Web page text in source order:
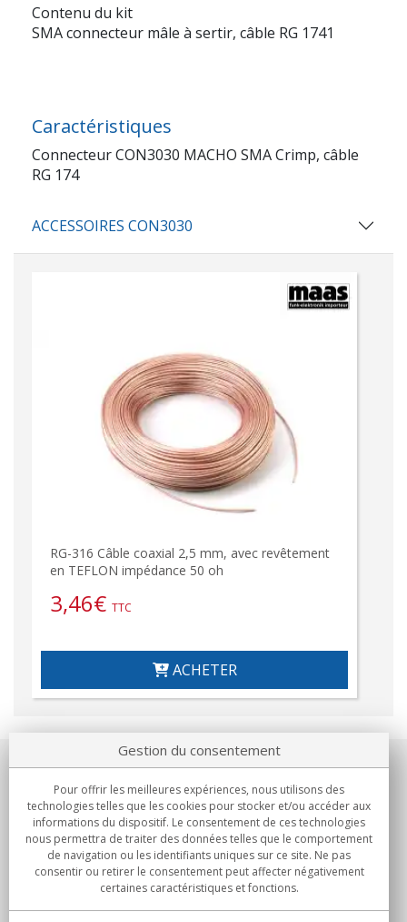
Contenu du kit
SMA connecteur mâle à sertir, câble RG 1741
Caractéristiques
Connecteur CON3030 MACHO SMA Crimp, câble
RG 174
ACCESSOIRES CON3030
RG-316 Câble coaxial 2,5 mm, avec revêtement
en TEFLON impédance 50 oh
3,46€ TTC
ACHETER
Notre société
Engagements
Achats
Gestion du consentement
Pour offrir les meilleures expériences, nous utilisons des
technologies telles que les cookies pour stocker et/ou accéder aux
informations du dispositif. Le consentement de ces technologies
nous permettra de traiter des données telles que le comportement
de navigation ou les identifiants uniques sur ce site. Ne pas
consentir ou retirer le consentement peut affecter négativement
certaines caractéristiques et fonctions.